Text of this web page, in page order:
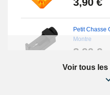
Petit Chasse
Montre
3,90 €
Chasses
Voir tous